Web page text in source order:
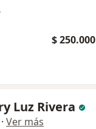
$ 250.000
Luz Rivera
· Ver más